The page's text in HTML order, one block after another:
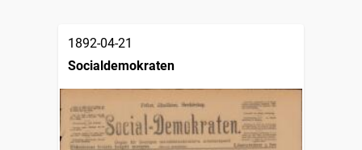
1892-04-21
Socialdemokraten